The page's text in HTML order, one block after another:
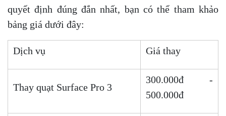
quyết định đúng đắn nhất, bạn có thể tham khảo
bảng giá dưới đây:
Dịch vụ Giá thay
Thay quạt Surface Pro 3
300.000đ -
500.000đ